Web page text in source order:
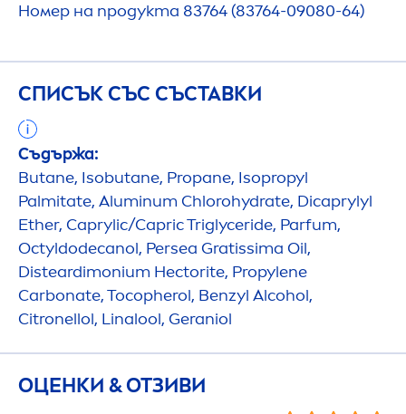
Номер на продукта 83764 (83764-09080-64)
СПИСЪК СЪС СЪСТАВКИ
Съдържа:
Butane, Isobutane, Propane, Isopropyl
Palmitate, Aluminum Chlorohydrate, Dicaprylyl
Ether, Caprylic/Capric Triglyceride, Parfum,
Octyldodecanol, Persea Gratissima Oil,
Disteardimonium Hectorite, Propylene
Carbonate, Tocopherol, Benzyl Alcohol,
Citronellol, Linalool, Geraniol
ОЦЕНКИ & ОТЗИВИ